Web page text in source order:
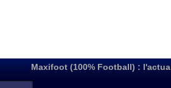
Maxifoot (100% Football) :